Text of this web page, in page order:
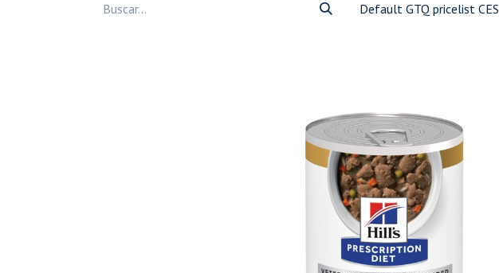
Default GTQ pricelist CES